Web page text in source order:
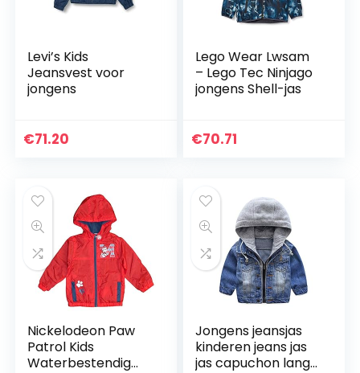
Levi’s Kids
Jeansvest voor
jongens
€71.20
Lego Wear Lwsam
– Lego Tec Ninjago
jongens Shell-jas
€70.71
Nickelodeon Paw
Patrol Kids
Waterbestendig
Jongens jeansjas
kinderen jeans jas
jas capuchon lange